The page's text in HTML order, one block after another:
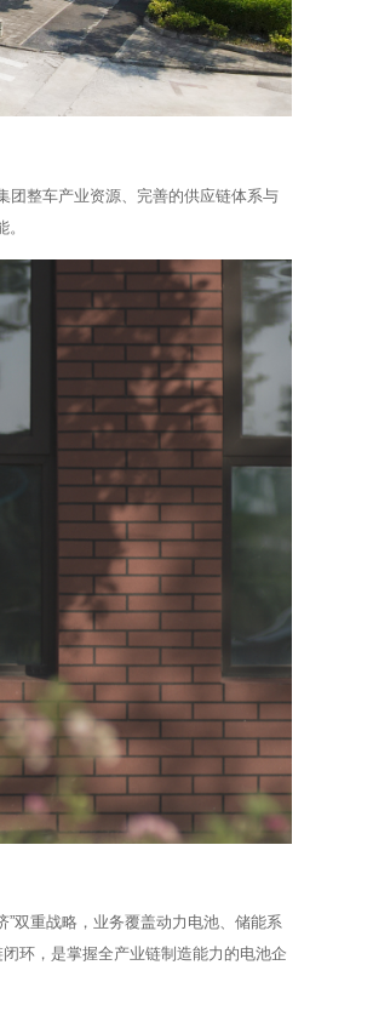
团整车产业资源、完善的供应链体系与
双重战略，业务覆盖动力电池、储能系
环，是掌握全产业链制造能力的电池企